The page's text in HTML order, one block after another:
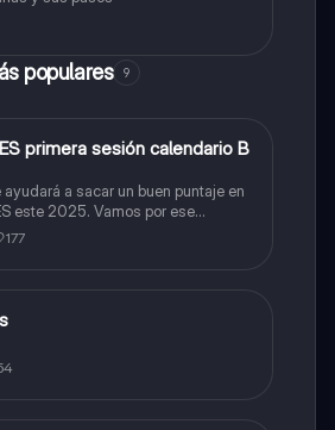
populares 9
primera sesión calendario B
a sacar un buen puntaje en
este 2025. Vamos por ese
ser admitido en la universidad que
carrera que quieres y no la que te
177